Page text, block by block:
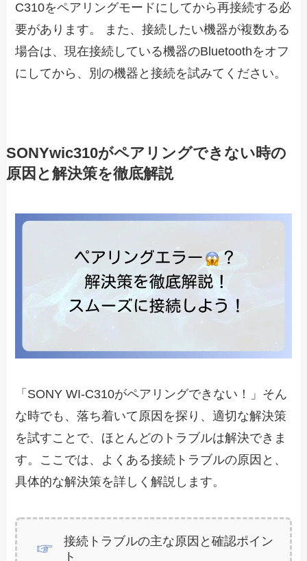
C310をペアリングモードにしてから再接続する必
要があります。 また、接続したい機器が複数ある
場合は、現在接続している機器のBluetoothをオフ
にしてから、別の機器と接続を試みてください。
SONYwic310がペアリングできない時の
原因と解決策を徹底解説
「SONY WI-C310がペアリングできない！」そん
な時でも、落ち着いて原因を探り、適切な解決策
を試すことで、ほとんどのトラブルは解決できま
す。ここでは、よくある接続トラブルの原因と、
具体的な解決策を詳しく解説します。
接続トラブルの主な原因と確認ポイン
ト